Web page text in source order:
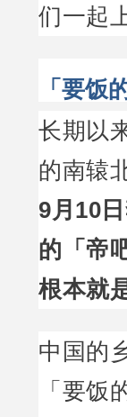
们一起
「要饭
长期以
的南辕
9月10
的「帝
根本就
中国的
「要饭